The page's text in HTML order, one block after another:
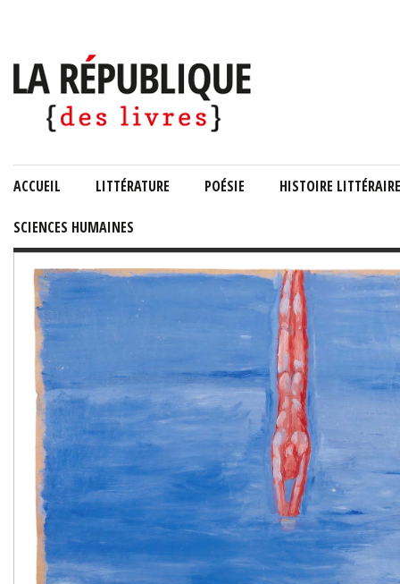
ACCUEIL LITTÉRATURE POÉSIE HISTOIRE LITTÉRAIRE
SCIENCES HUMAINES